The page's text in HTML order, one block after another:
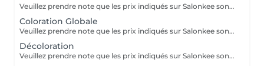
Veuillez prendre note que les prix indiqués sur Salonkee sont communiqués à titre informatif et s'entendent de base. Ces derniers sont susceptibles de varier selon le diagnostic réalisé à votre arrivée au salon et l'expertise du professionnel à qui vous confiez votre beauté. Dans tous les cas, un devis précis vous sera proposé et toutes réalisations de prestations seront effectuées avec votre accord. Un grand merci d'avance pour votre compréhension. Au plaisir de vous recevoir très vite.
Coloration Globale
Veuillez prendre note que les prix indiqués sur Salonkee sont communiqués à titre informatif et s'entendent de base. Ces derniers sont susceptibles de varier selon le diagnostic réalisé à votre arrivée au salon et l'expertise du professionnel à qui vous confiez votre beauté. Dans tous les cas, un devis précis vous sera proposé et toutes réalisations de prestations seront effectuées avec votre accord. Un grand merci d'avance pour votre compréhension. Au plaisir de vous recevoir très vite.
Décoloration
Veuillez prendre note que les prix indiqués sur Salonkee sont communiqués à titre informatif et s'entendent de base. Ces derniers sont susceptibles de varier selon le diagnostic réalisé à votre arrivée au salon et l'expertise du professionnel à qui vous confiez votre beauté. Dans tous les cas, un devis précis vous sera proposé et toutes réalisations de prestations seront effectuées avec votre accord. Un grand merci d'avance pour votre compréhension. Au plaisir de vous recevoir très vite.